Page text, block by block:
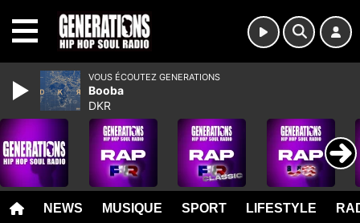
NEWS MUSIQUE SPORT LIFESTYLE
VOUS ÉCOUTEZ GENERATIONS
Booba
DKR